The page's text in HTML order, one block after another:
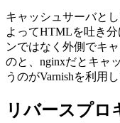
キャッシュサーバと
よってHTMLを吐き
ンではなく外側でキ
のと、nginxだとキャ
うのがVarnishを利用
リバースプロ